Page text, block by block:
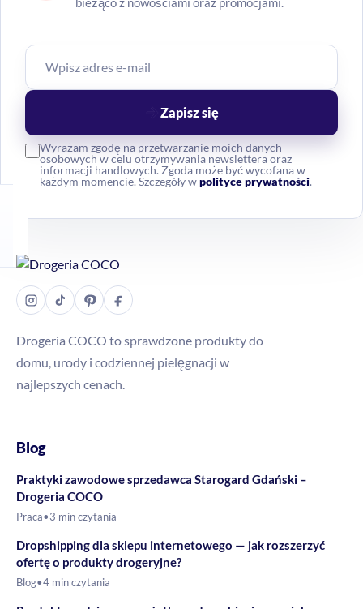
Wyrażam zgodę na przetwarzanie moich danych
osobowych w celu otrzymywania newslettera oraz
informacji handlowych. Zgoda może być wycofana w
każdym momencie. Szczegóły wpolityce prywatności.
Zapisz się
Drogeria COCO to sprawdzone produkty do
domu, urody i codziennej pielęgnacji w
najlepszych cenach.
Blog
Praktyki zawodowe sprzedawca Starogard Gdański –
Drogeria COCO
Praca•3 min czytania
Dropshipping dla sklepu internetowego — jak rozszerzyć
ofertę o produkty drogeryjne?
Blog•4 min czytania